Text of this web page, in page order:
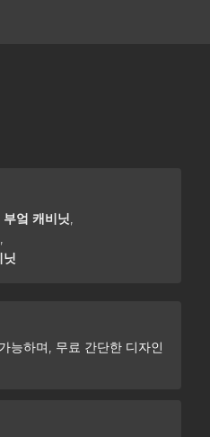
엌 캐비닛,
,
능하며, 무료 간단한 디자인